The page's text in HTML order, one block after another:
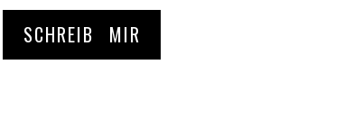
SCHREIB MIR